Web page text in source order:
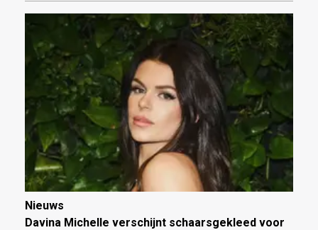
Nieuws
Davina Michelle verschijnt schaarsgekleed voor